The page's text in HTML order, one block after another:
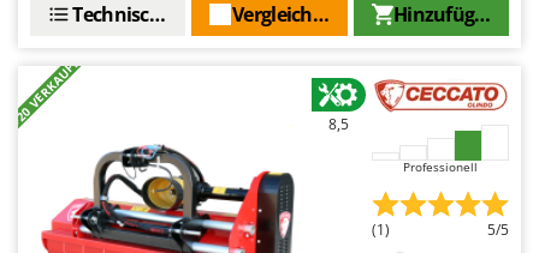
Hinzufügen
Vergleichen Sie
Technische Daten
+20 VERKAUFT 8,5
Professionell
(1) 5/5